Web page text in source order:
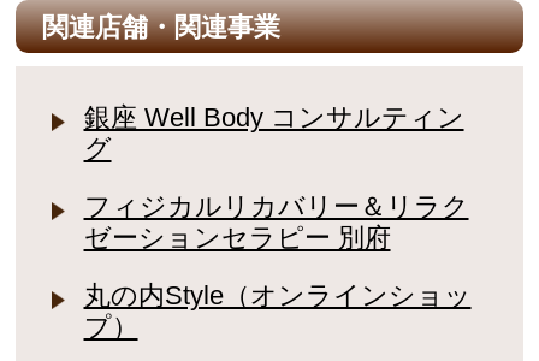
関連店舗・関連事業
銀座 Well Body コンサルティン
グ
フィジカルリカバリー＆リラク
ゼーションセラピー 別府
丸の内Style（オンラインショッ
プ）